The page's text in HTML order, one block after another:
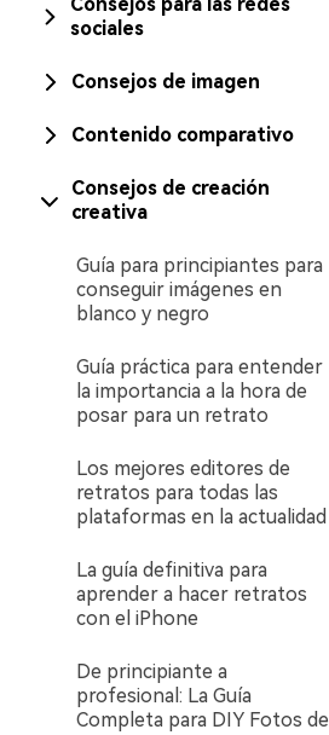
sociales
Consejos de imagen
Contenido comparativo
Consejos de creación
creativa
Guía para principiantes para
conseguir imágenes en
blanco y negro
Guía práctica para entender
la importancia a la hora de
posar para un retrato
Los mejores editores de
retratos para todas las
plataformas en la actualidad
La guía definitiva para
aprender a hacer retratos
con el iPhone
De principiante a
profesional: La Guía
Completa para DIY Fotos de